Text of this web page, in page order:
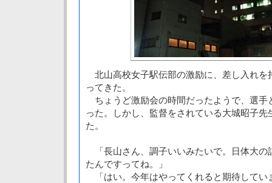
北山高校女子駅伝部の激励に、差し入れを
ってきた。
ちょうど激励会の時間だったようで、選手
った。しかし、監督をされている大城昭子
た。
「長山さん、調子いいみたいで。日体大の
たんですってね。」
「はい。今年はやってくれると期待してい